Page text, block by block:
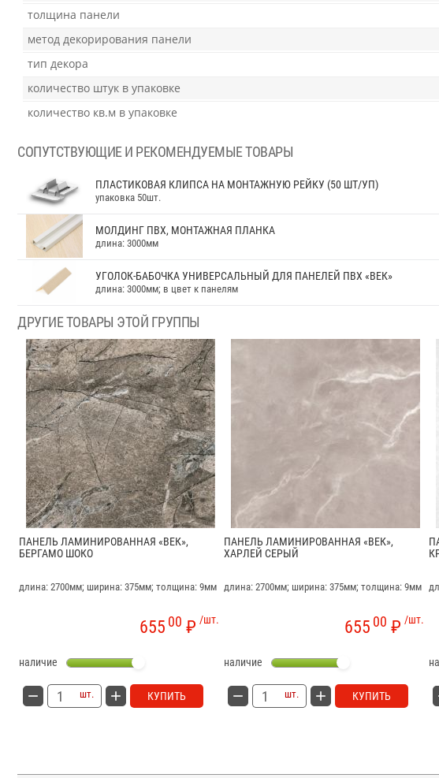
толщина панели
метод декорирования панели
тип декора
количество штук в упаковке
количество кв.м в упаковке
СОПУТСТВУЮЩИЕ И РЕКОМЕНДУЕМЫЕ ТОВАРЫ
ПЛАСТИКОВАЯ КЛИПСА НА МОНТАЖНУЮ РЕЙКУ (50 ШТ/УП)
упаковка 50шт.
МОЛДИНГ ПВХ, МОНТАЖНАЯ ПЛАНКА
длина: 3000мм
УГОЛОК-БАБОЧКА УНИВЕРСАЛЬНЫЙ ДЛЯ ПАНЕЛЕЙ ПВХ «ВЕК»
длина: 3000мм; в цвет к панелям
ДРУГИЕ ТОВАРЫ ЭТОЙ ГРУППЫ
ПАНЕЛЬ ЛАМИНИРОВАННАЯ «ВЕК»,
БЕРГАМО ШОКО
длина: 2700мм; ширина: 375мм; толщина: 9мм
/шт.
655 00 ₽
наличие
шт. КУПИТЬ
ПАНЕЛЬ ЛАМИНИРОВАННАЯ «ВЕК»,
ХАРЛЕЙ СЕРЫЙ
длина: 2700мм; ширина: 375мм; толщина: 9мм
/шт.
655 00 ₽
наличие
шт. КУПИТЬ